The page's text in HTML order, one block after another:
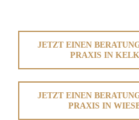
JETZT EINEN
PRAXIS IN
JETZT EINEN
PRAXIS IN